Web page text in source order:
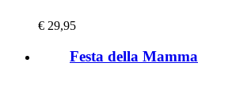
€ 29,95
Festa della Mamma